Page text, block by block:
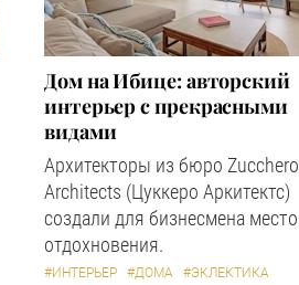
Дом на Ибице: авторский
интерьер с прекрасными
видами
Архитекторы из бюро Zucchero
Architects (Цуккеро Аркитектс)
создали для бизнесмена место
отдохновения.
#ИНТЕРЬЕР #ДОМА
#ЭКЛЕКТИКА